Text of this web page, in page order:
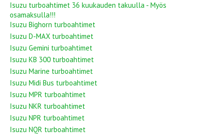
Isuzu turboahtimet 36 kuukauden takuulla - Myös
osamaksulla!!!
Isuzu Bighorn turboahtimet
Isuzu D-MAX turboahtimet
Isuzu Gemini turboahtimet
Isuzu KB 300 turboahtimet
Isuzu Marine turboahtimet
Isuzu Midi Bus turboahtimet
Isuzu MPR turboahtimet
Isuzu NKR turboahtimet
Isuzu NPR turboahtimet
Isuzu NQR turboahtimet